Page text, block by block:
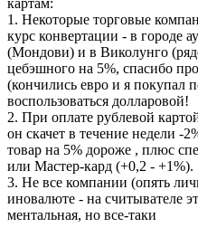
1. Некоторые торговые
курс конвертации - в городе
(Мондови) и в Виколунго
цебэшного на 5%, спасибо
(кончились евро и я покупал
воспользоваться долларовой!
2. При оплате рублевой
он скачет в течение недели -
товар на 5% дороже , плюс
или Мастер-кард (+0,2 - +1%).
3. Не все компании (опять
иновалюте - на считывателе
ментальная, но все-таки